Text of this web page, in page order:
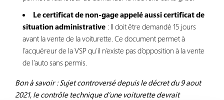
Le certificat de non-gage appelé aussi certificat de
situation administrative : Il doit être demandé 15 jours
avant la vente de la voiturette. Ce document permet à
l’acquéreur de la VSP qu’il n’existe pas d’opposition à la vente
de l’auto sans permis.
Bon à savoir : Sujet controversé depuis le décret du 9 aout
2021, le contrôle technique d’une voiturette devrait